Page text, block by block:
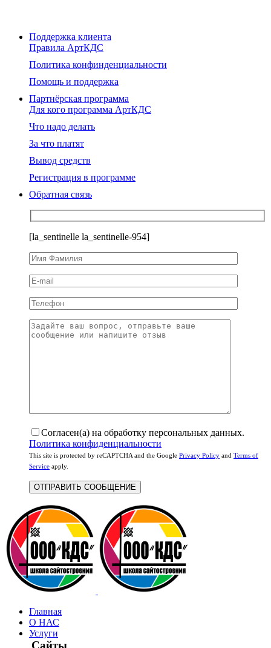
Поддержка клиента
Правила АртКДС
Политика конфинденциальности
Помощь и поддержка
Партнёрская программа
Для кого программа АртКДС
Что надо делать
За что платят
Вывод средств
Регистрация в программе
Обратная связь
[la_sentinelle la_sentinelle-954]
Согласен(а) на обработку персональных данных.
Политика конфиденциальности
This site is protected by reCAPTCHA and the Google Privacy Policy and Terms of
Service apply.
Главная
О НАС
Услуги
Сайты